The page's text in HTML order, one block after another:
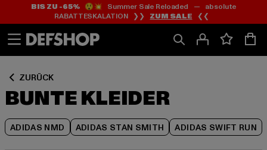
Zum
Inhalt
springen
Zum
Fußzeile
springen
BIS ZU -65%😲💥 Summer Sale Reloaded — absolute
RABATTESKALATION ❯❯ ZUM SALE ❮❮
ZURÜCK
BUNTE KLEIDER
ADIDAS NMD ADIDAS STAN SMITH ADIDAS SWIFT RUN
Zum
Produktraster
springen